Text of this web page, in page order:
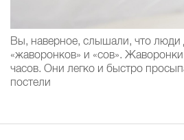
Вы, наверное, слышали, что люди
«жаворонков» и «сов».
часов. Они легко и быстро
постели